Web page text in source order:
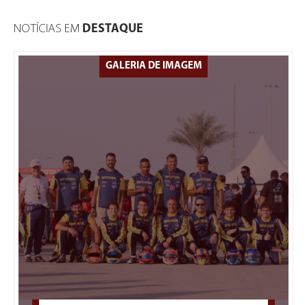
NOTÍCIAS EM DESTAQUE
GALERIA DE IMAGEM